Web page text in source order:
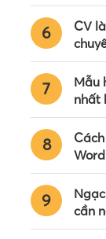
6
CV
7
Mẫu
nhất
8
9
cần